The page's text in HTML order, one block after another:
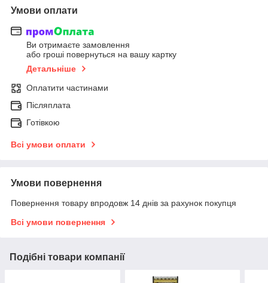
Умови оплати
Ви отримаєте замовлення
або гроші повернуться на вашу картку
Детальніше
Оплатити частинами
Післяплата
Готівкою
Всі умови оплати
Умови повернення
Повернення товару впродовж 14 днів за рахунок покупця
Всі умови повернення
Подібні товари компанії